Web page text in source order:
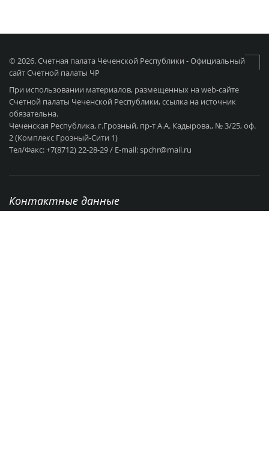
© 2026. Счетная палата Чеченской Республики - Официальный
сайт Счетной палаты ЧР
При использовании материалов, размещенных на web-сайте
Счетной палаты Чеченской Республики, ссылка на источник
обязательна.
Чеченская Республика, г.Грозный, пр-т А.А. Кадырова., № 3/25, оф.
2 (Комплекс Грозный-Сити 1)
Тел/Факс: +7(8712) 22-28-29 / E-mail: spchr@mail.ru
Контактные данные